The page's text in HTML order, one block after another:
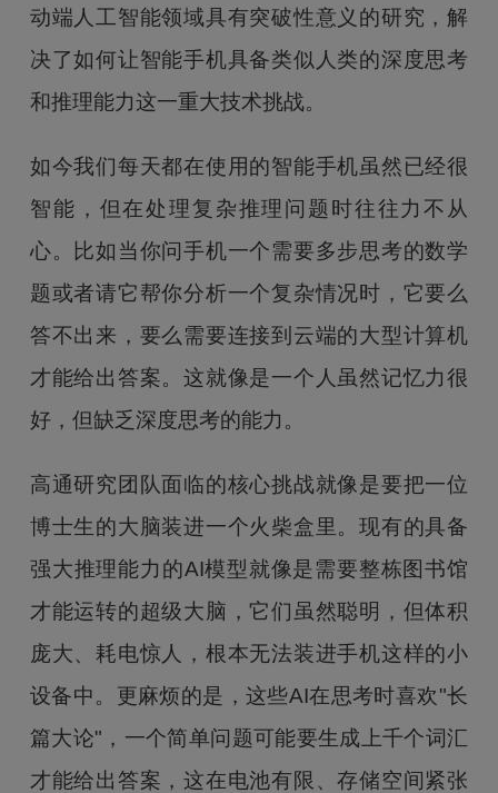
动端人工智能领域具有突破性意义的研究，解
决了如何让智能手机具备类似人类的深度思考
和推理能力这一重大技术挑战。
如今我们每天都在使用的智能手机虽然已经很
智能，但在处理复杂推理问题时往往力不从
心。比如当你问手机一个需要多步思考的数学
题或者请它帮你分析一个复杂情况时，它要么
答不出来，要么需要连接到云端的大型计算机
才能给出答案。这就像是一个人虽然记忆力很
好，但缺乏深度思考的能力。
高通研究团队面临的核心挑战就像是要把一位
博士生的大脑装进一个火柴盒里。现有的具备
强大推理能力的AI模型就像是需要整栋图书馆
才能运转的超级大脑，它们虽然聪明，但体积
庞大、耗电惊人，根本无法装进手机这样的小
设备中。更麻烦的是，这些AI在思考时喜欢"长
篇大论"，一个简单问题可能要生成上千个词汇
才能给出答案，这在电池有限、存储空间紧张